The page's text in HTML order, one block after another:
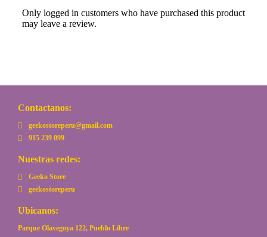
Only logged in customers who have purchased this product
may leave a review.
Contactanos:
geekostoreperu@gmail.com
915 239 099
Nuestras redes:
Geeko Store
geekostoreperu
Ubicanos:
Parque Olavegoya 122, Pueblo Libre